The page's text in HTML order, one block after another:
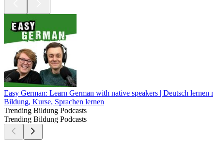
Easy German: Learn German with native speakers | Deutsch lernen
Bildung, Kurse, Sprachen lernen
Trending Bildung Podcasts
Trending Bildung Podcasts